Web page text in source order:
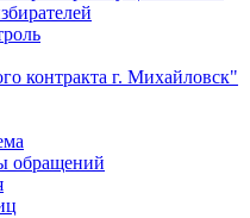
контракта г. Михайловск"
обращений